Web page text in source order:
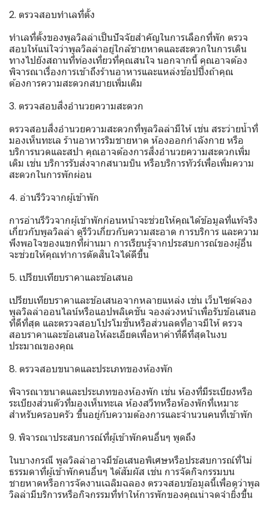
2. ตรวจสอบทำเลที่ตั้ง
ทำเลที่ตั้งของพูลวิลล่าเป็นปัจจัยสำคัญในการเลือกที่พัก ตรวจ
สอบให้แน่ใจว่าพูลวิลล่าอยู่ใกล้ชายหาดและสะดวกในการเดิน
ทางไปยังสถานที่ท่องเที่ยวที่คุณสนใจ นอกจากนี้ คุณอาจต้อง
พิจารณาเรื่องการเข้าถึงร้านอาหารและแหล่งช้อปปิ้งถ้าคุณ
ต้องการความสะดวกสบายเพิ่มเติม
3. ตรวจสอบสิ่งอำนวยความสะดวก
ตรวจสอบสิ่งอำนวยความสะดวกที่พูลวิลล่ามีให้ เช่น สระว่ายน้ำที่
มองเห็นทะเล ร้านอาหารริมชายหาด ห้องออกกำลังกาย หรือ
บริการนวดและสปา คุณอาจต้องการสิ่งอำนวยความสะดวกเพิ่ม
เติม เช่น บริการรับส่งจากสนามบิน หรือบริการทัวร์เพื่อเพิ่มความ
สะดวกในการพักผ่อน
4. อ่านรีวิวจากผู้เข้าพัก
การอ่านรีวิวจากผู้เข้าพักก่อนหน้าจะช่วยให้คุณได้ข้อมูลที่แท้จริง
เกี่ยวกับพูลวิลล่า ดูรีวิวเกี่ยวกับความสะอาด การบริการ และความ
พึงพอใจของแขกที่ผ่านมา การเรียนรู้จากประสบการณ์ของผู้อื่น
จะช่วยให้คุณทำการตัดสินใจได้ดีขึ้น
5. เปรียบเทียบราคาและข้อเสนอ
เปรียบเทียบราคาและข้อเสนอจากหลายแหล่ง เช่น เว็บไซต์จอง
พูลวิลล่าออนไลน์หรือแอปพลิเคชัน จองล่วงหน้าเพื่อรับข้อเสนอ
ที่ดีที่สุด และตรวจสอบโปรโมชั่นหรือส่วนลดที่อาจมีให้ ตรวจ
สอบราคาและข้อเสนอให้ละเอียดเพื่อหาค่าที่ดีที่สุดในงบ
ประมาณของคุณ
8. ตรวจสอบขนาดและประเภทของห้องพัก
พิจารณาขนาดและประเภทของห้องพัก เช่น ห้องที่มีระเบียงหรือ
ระเบียงส่วนตัวที่มองเห็นทะเล ห้องสวีทหรือห้องพักที่เหมาะ
สำหรับครอบครัว ขึ้นอยู่กับความต้องการและจำนวนคนที่เข้าพัก
9. พิจารณาประสบการณ์ที่ผู้เข้าพักคนอื่นๆ พูดถึง
ในบางกรณี พูลวิลล่าอาจมีข้อเสนอพิเศษหรือประสบการณ์ที่ไม่
ธรรมดาที่ผู้เข้าพักคนอื่นๆ ได้สัมผัส เช่น การจัดกิจกรรมบน
ชายหาดหรือการจัดงานเฉลิมฉลอง ตรวจสอบข้อมูลนี้เพื่อดูว่าพูล
วิลล่ามีบริการหรือกิจกรรมที่ทำให้การพักของคุณน่าจดจำยิ่งขึ้น